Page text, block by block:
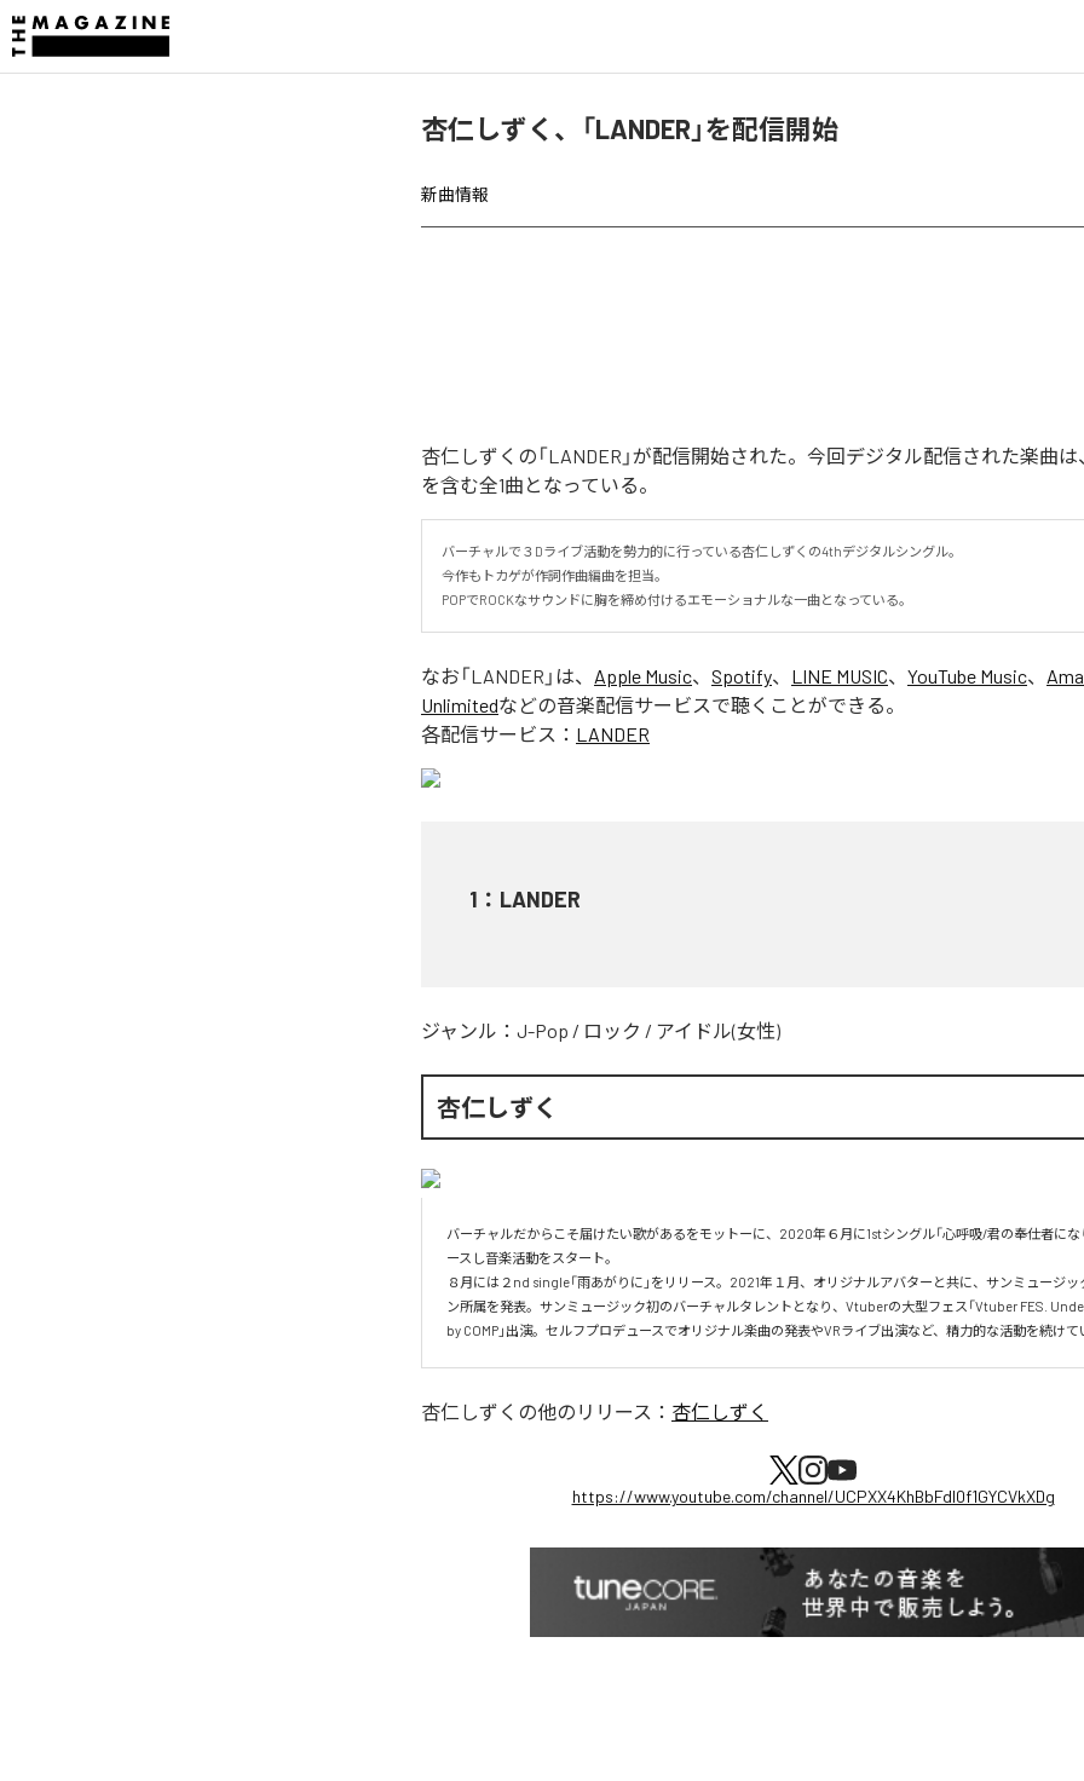
杏仁しずく、「LANDER」を配信開始
新曲情報
杏仁しずくの「LANDER」が配信開始された。今回デジタル配信された楽曲は
を含む全1曲となっている。
バーチャルで３Dライブ活動を勢力的に行っている杏仁しずくの4thデジタルシングル。
今作もトカゲが作詞作曲編曲を担当。
POPでROCKなサウンドに胸を締め付けるエモーショナルな一曲となっている。
なお「LANDER 」は、 Apple Music、 Spotify、 LINE MUSIC、 YouTube Music、
Unlimitedなどの音楽配信サービスで聴くことができる。
各配信サービス： LANDER
1 ： LANDER
ジャンル： J-Pop / ロック / アイドル(女性)
杏仁しずく
バーチャルだからこそ届けたい歌があるをモットーに、2020年６月に1stシングル「心呼吸/君の奉仕者にな
ースし音楽活動をスタート。
８月には２nd single「雨あがりに」をリリース。2021年１月、オリジナルアバターと共に、サンミュージッ
ン所属を発表。サンミュージック初のバーチャルタレントとなり、Vtuberの大型フェス「Vtuber FES.
by COMP」出演。セルフプロデュースでオリジナル楽曲の発表やVRライブ出演など、精力的な活動を続けて
杏仁しずく の他のリリース： 杏仁しずく
https://www.youtube.com/channel/UCPXX4KhBbFdI0f1GYCVkXDg